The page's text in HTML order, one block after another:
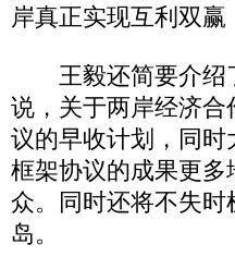
岸真正实现互利双
王毅还简要介绍
说，关于两岸经济
议的早收计划，同
框架协议的成果更
众。同时还将不失
岛。